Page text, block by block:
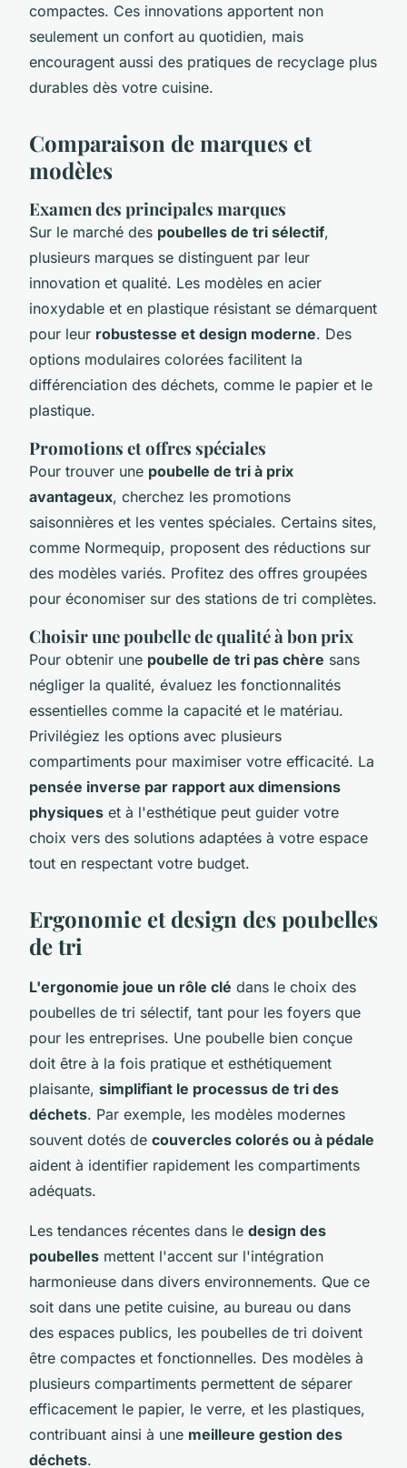
compactes. Ces innovations apportent non
seulement un confort au quotidien, mais
encouragent aussi des pratiques de recyclage plus
durables dès votre cuisine.
Comparaison de marques et
modèles
Examen des principales marques
Sur le marché des poubelles de tri sélectif,
plusieurs marques se distinguent par leur
innovation et qualité. Les modèles en acier
inoxydable et en plastique résistant se démarquent
pour leur robustesse et design moderne. Des
options modulaires colorées facilitent la
différenciation des déchets, comme le papier et le
plastique.
Promotions et offres spéciales
Pour trouver une poubelle de tri à prix
avantageux, cherchez les promotions
saisonnières et les ventes spéciales. Certains sites,
comme Normequip, proposent des réductions sur
des modèles variés. Profitez des offres groupées
pour économiser sur des stations de tri complètes.
Choisir une poubelle de qualité à bon prix
Pour obtenir une poubelle de tri pas chère sans
négliger la qualité, évaluez les fonctionnalités
essentielles comme la capacité et le matériau.
Privilégiez les options avec plusieurs
compartiments pour maximiser votre efficacité. La
pensée inverse par rapport aux dimensions
physiques et à l'esthétique peut guider votre
choix vers des solutions adaptées à votre espace
tout en respectant votre budget.
Ergonomie et design des poubelles
de tri
L'ergonomie joue un rôle clé dans le choix des
poubelles de tri sélectif, tant pour les foyers que
pour les entreprises. Une poubelle bien conçue
doit être à la fois pratique et esthétiquement
plaisante, simplifiant le processus de tri des
déchets. Par exemple, les modèles modernes
souvent dotés de couvercles colorés ou à pédale
aident à identifier rapidement les compartiments
adéquats.
Les tendances récentes dans le design des
poubelles mettent l'accent sur l'intégration
harmonieuse dans divers environnements. Que ce
soit dans une petite cuisine, au bureau ou dans
des espaces publics, les poubelles de tri doivent
être compactes et fonctionnelles. Des modèles à
plusieurs compartiments permettent de séparer
efficacement le papier, le verre, et les plastiques,
contribuant ainsi à une meilleure gestion des
déchets.